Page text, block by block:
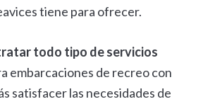
tiene para ofrecer.
todo tipo de servicios
embarcaciones de recreo con
satisfacer las necesidades de